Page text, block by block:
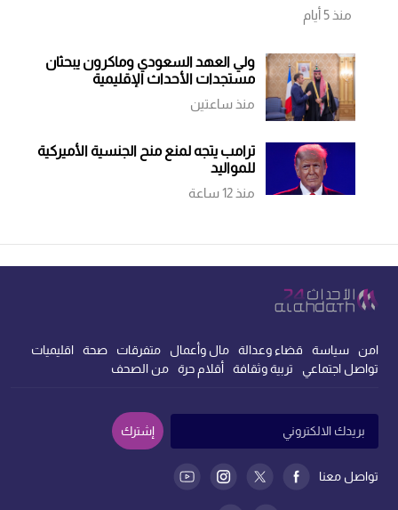
منذ 5 أيام
ولي العهد السعودي وماكرون يبحثان
مستجدات الأحداث الإقليمية
منذ ساعتين
ترامب يتجه لمنع منح الجنسية الأميركية
للمواليد
منذ 12 ساعة
امن سياسة قضاء وعدالة مال وأعمال متفرقات صحة
اقليميات
تواصل اجتماعي
تربية وثقافة أقلام حرة من الصحف
تواصل معنا
إشترك